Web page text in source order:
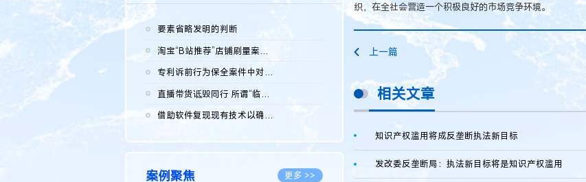
要素省略发明的判断
淘宝“B站推荐”店铺刷量案维持原判，两被告连带赔偿150万元
专利诉前行为保全案件中对仿制药申请人曾作出三类声明的考量及违...
直播带货诋毁同行 所谓“临场发挥”不免责
借助软件复现现有技术以确认相关参数特征是否被公开
案例聚焦 更多 >>
织，在全社会营造一个积极良好的市场竞争环境。
上一篇
相关文章
知识产权滥用将成反垄断执法新目标
发改委反垄断局：执法新目标将是知识产权滥用